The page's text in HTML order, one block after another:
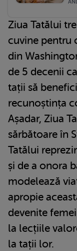
Ziua Tatălui
cuvine pentru
din
de 5 decenii
tații să
recunoștința
Așadar, Ziua
sărbătoare în
Tatălui
și de a onora
modelează
apropie
devenite
la lecțiile
la tații lor.